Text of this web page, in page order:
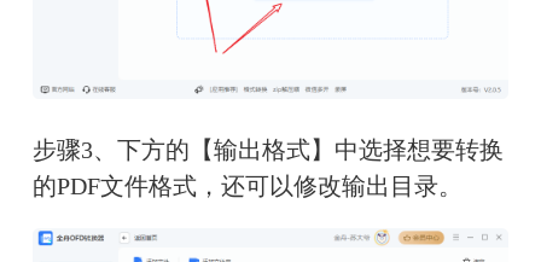
步骤3、下方的【输出格式】中选择想要转换
的PDF文件格式，还可以修改输出目录。